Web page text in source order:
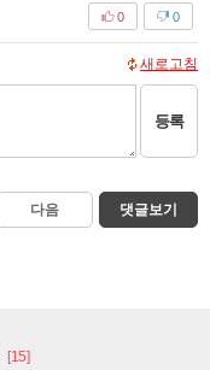
0
0
새로고침
등록
다음 댓글보기
[15]